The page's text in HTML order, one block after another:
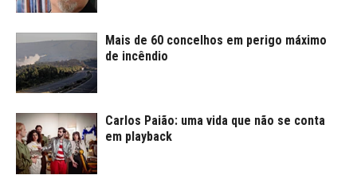
Mais de 60 concelhos em perigo máximo
de incêndio
Carlos Paião: uma vida que não se conta
em playback